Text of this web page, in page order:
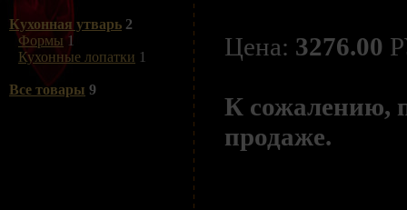
Кухонная утварь 2
Формы 1
Кухонные лопатки 1
Все товары 9
Цена: 3276.00
К сожалению,
продаже.